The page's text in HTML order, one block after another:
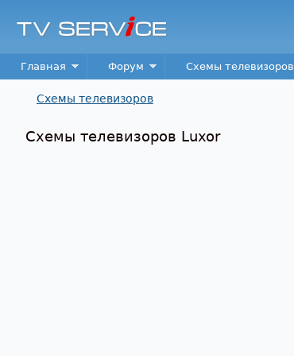
TV
Service
Main menu
Главная Форум Схемы телевизоров
Схемы телевизоров
Схемы телевизоров Luxor